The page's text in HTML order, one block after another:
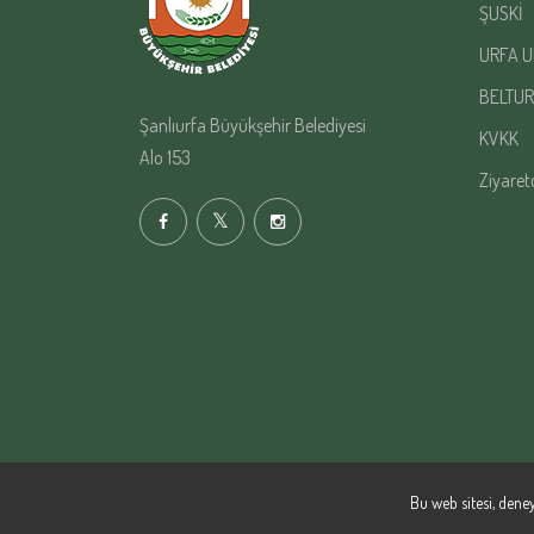
Şanlıurfa Büyükşehir Belediyesi
Alo 153
ŞUSKİ
URFA
BELTUR
KVKK
Şanlıurfa Büyükşehir Belediyesi | Yazılım Şube Müdürlüğü ©
Bu web sitesi,